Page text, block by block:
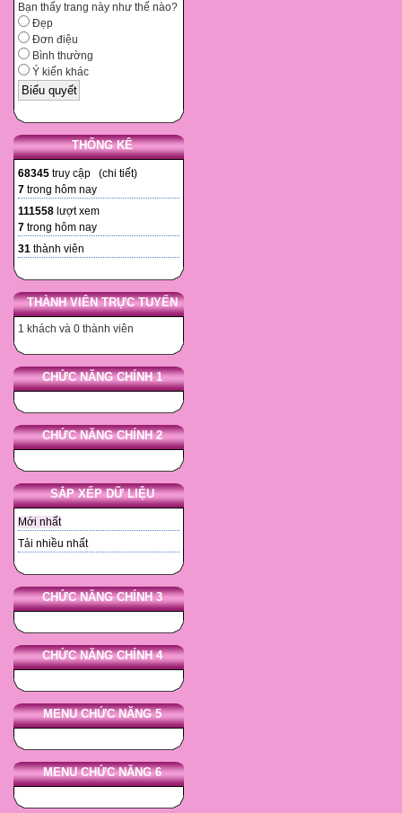
Bạn thấy trang này như thế nào?
Đẹp
Đơn điệu
Bình thường
Ý kiến khác
THỐNG KÊ
68345 truy cập (chi tiết)
7 trong hôm nay
111558 lượt xem
7 trong hôm nay
31 thành viên
THÀNH VIÊN TRỰC TUYẾN
1 khách và 0 thành viên
CHỨC NĂNG CHÍNH 1
CHỨC NĂNG CHÍNH 2
SẮP XẾP DỮ LIỆU
Mới nhất
Tải nhiều nhất
CHỨC NĂNG CHÍNH 3
CHỨC NĂNG CHÍNH 4
MENU CHỨC NĂNG 5
MENU CHỨC NĂNG 6